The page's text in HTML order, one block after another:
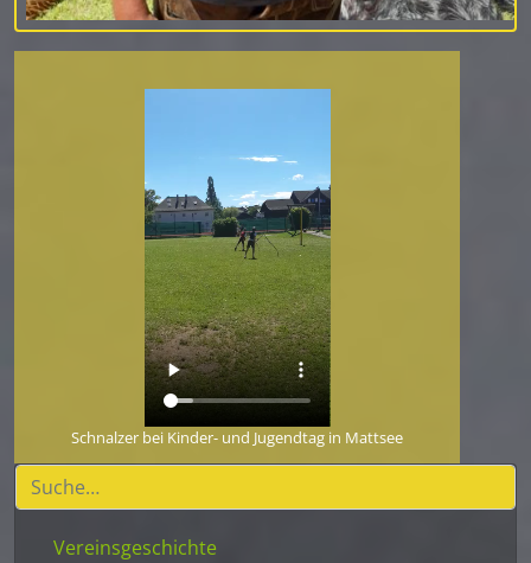
Schnalzer bei Kinder- und Jugendtag in Mattsee
Vereinsgeschichte